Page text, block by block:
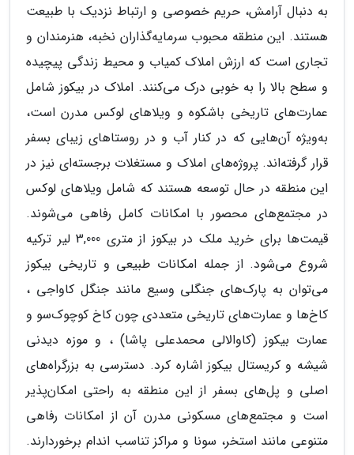
به دنبال آرامش، حریم خصوصی و ارتباط نزدیک با طبیعت
هستند. این منطقه محبوب سرمایه‌گذاران نخبه، هنرمندان و
تجاری است که ارزش املاک کمیاب و محیط زندگی پیچیده
و سطح بالا را به خوبی درک می‌کنند. املاک در بیکوز شامل
عمارت‌های تاریخی باشکوه و ویلاهای لوکس مدرن است،
به‌ویژه آن‌هایی که در کنار آب و در روستاهای زیبای بسفر
قرار گرفته‌اند. پروژه‌های املاک و مستغلات برجسته‌ای نیز در
این منطقه در حال توسعه هستند که شامل ویلاهای لوکس
در مجتمع‌های محصور با امکانات کامل رفاهی می‌شوند.
قیمت‌ها برای خرید ملک در بیکوز از متری 3,000 لیر ترکیه
شروع می‌شود. از جمله امکانات طبیعی و تاریخی بیکوز
می‌توان به پارک‌های جنگلی وسیع مانند جنگل کاواجی ،
کاخ‌ها و عمارت‌های تاریخی متعددی چون کاخ کوچوک‌سو و
عمارت بیکوز (کاوالالی محمدعلی پاشا) ، و موزه دیدنی
شیشه و کریستال بیکوز اشاره کرد. دسترسی به بزرگراه‌های
اصلی و پل‌های بسفر از این منطقه به راحتی امکان‌پذیر
است و مجتمع‌های مسکونی مدرن آن از امکانات رفاهی
متنوعی مانند استخر، سونا و مراکز تناسب اندام برخوردارند.